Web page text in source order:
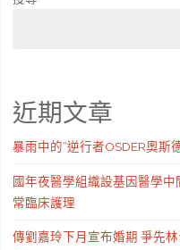
近期文章
暴雨中的“逆行者OSDER奧斯
國年夜醫學組織設基因醫學中
常臨床護理
傳劉嘉玲下月宣布婚期 爭先